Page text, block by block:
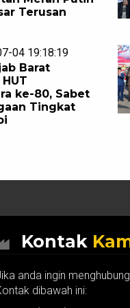
Terusan
04 19:18:19
Barat
ke-80, Sabet
Tingkat
Kontak
anda ingin
dibawah ini: